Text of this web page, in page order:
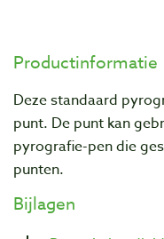
Productinformatie
Deze standaard
punt. De punt kan
pyrografie-pen die
punten.
Bijlagen